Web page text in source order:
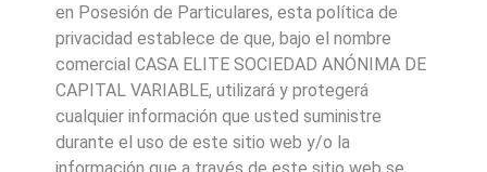
en Posesión de Particulares, esta política de
privacidad establece de que, bajo el nombre
comercial CASA ELITE SOCIEDAD ANÓNIMA DE
CAPITAL VARIABLE, utilizará y protegerá
cualquier información que usted suministre
durante el uso de este sitio web y/o la